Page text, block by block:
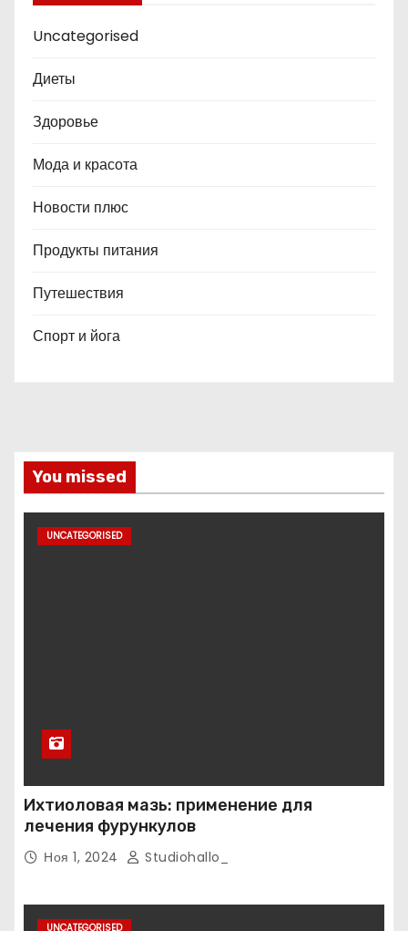
Uncategorised
Диеты
Здоровье
Мода и красота
Новости плюс
Продукты питания
Путешествия
Спорт и йога
You missed
UNCATEGORISED
Ихтиоловая мазь: применение для
лечения фурункулов
Ноя 1, 2024 Studiohallo_
UNCATEGORISED